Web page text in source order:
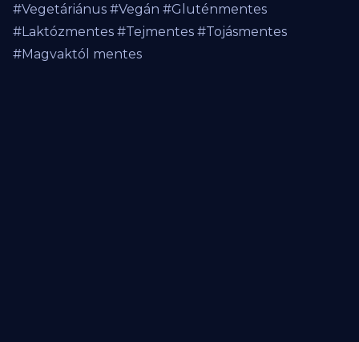
#Vegetáriánus #Vegán #Gluténmentes
#Laktózmentes #Tejmentes #Tojásmentes
#Magvaktól mentes